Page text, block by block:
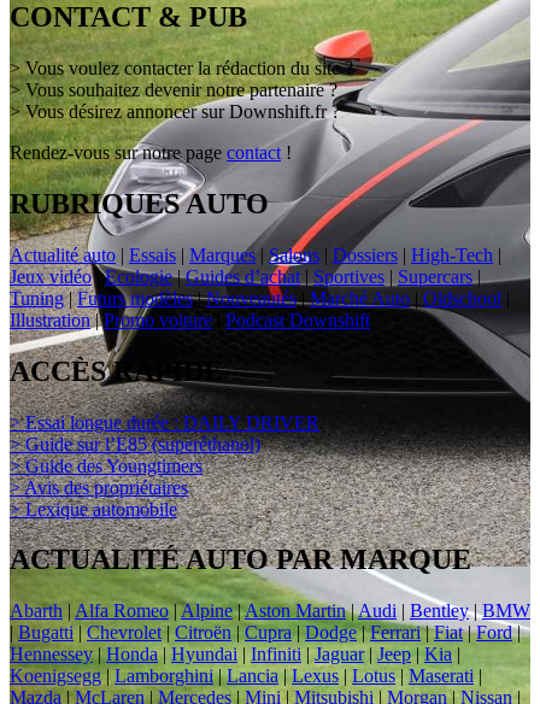
CONTACT & PUB
> Vous voulez contacter la rédaction du site ?
> Vous souhaitez devenir notre partenaire ?
> Vous désirez annoncer sur Downshift.fr ?
Rendez-vous sur notre page contact !
RUBRIQUES AUTO
Actualité auto | Essais | Marques |Salons | Dossiers | High-Tech |
Jeux vidéo|Ecologie|Guides d’achat | Sportives | Supercars |
Tuning|Futurs modèles|Nouveautés|Marché Auto | Oldschool |
Illustration|Promo voiture Podcast Downshift
ACCÈS RAPIDE
> Essai longue durée : DAILY DRIVER
> Guide sur l’E85 (superéthanol)
> Guide des Youngtimers
> Avis des propriétaires
> Lexique automobile
ACTUALITÉ AUTO PAR MARQUE
Abarth | Alfa Romeo|Alpine|Aston Martin|Audi | Bentley|BMW
| Bugatti|Chevrolet|Citroën |Cupra | Dodge|Ferrari|Fiat|Ford|
Hennessey| Honda| Hyundai |Infiniti | Jaguar| Jeep|Kia |
Koenigsegg|Lamborghini|Lancia|Lexus | Lotus| Maserati |
Mazda |McLaren|Mercedes | Mini | Mitsubishi | Morgan|Nissan|